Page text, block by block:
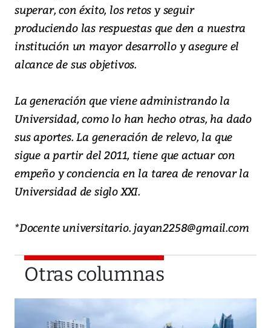
superar, con éxito, los retos y seguir
produciendo las respuestas que den a nuestra
institución un mayor desarrollo y asegure el
alcance de sus objetivos.
La generación que viene administrando la
Universidad, como lo han hecho otras, ha dado
sus aportes. La generación de relevo, la que
sigue a partir del 2011, tiene que actuar con
empeño y conciencia en la tarea de renovar la
Universidad de siglo XXI.
*Docente universitario. jayan2258@gmail.com
Otras columnas